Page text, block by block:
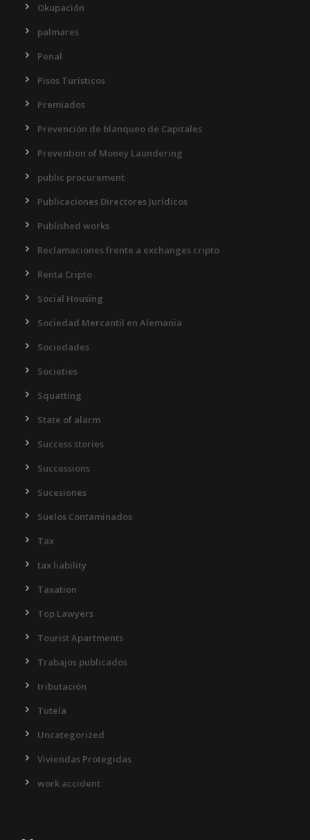
Okupación
palmares
Penal
Pisos Turísticos
Premiados
Prevención de blanqueo de Capitales
Prevention of Money Laundering
public procurement
Publicaciones Directores Jurídicos
Published works
Reclamaciones frente a exchanges cripto
Renta Cripto
Social Housing
Sociedad Mercantil en Alemania
Sociedades
Societies
Squatting
State of alarm
Success stories
Successions
Sucesiones
Suelos Contaminados
Tax
tax liability
Taxation
Top Lawyers
Tourist Apartments
Trabajos publicados
tributación
Tutela
Uncategorized
Viviendas Protegidas
work accident